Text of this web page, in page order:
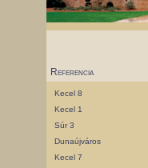
Referencia
Kecel 8
Kecel 1
Súr 3
Dunaújváros
Kecel 7